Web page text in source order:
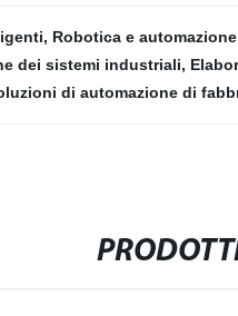
, Robotica e automazione
dei sistemi industriali,
di automazione di